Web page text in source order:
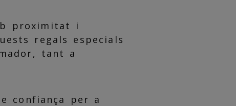
proximitat i
regals especials
tant a
confiança per a